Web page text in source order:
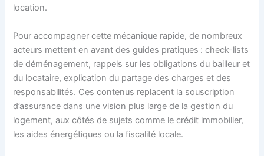
location.
Pour accompagner cette mécanique rapide, de nombreux
acteurs mettent en avant des guides pratiques : check-lists
de déménagement, rappels sur les obligations du bailleur et
du locataire, explication du partage des charges et des
responsabilités. Ces contenus replacent la souscription
d’assurance dans une vision plus large de la gestion du
logement, aux côtés de sujets comme le crédit immobilier,
les aides énergétiques ou la fiscalité locale.